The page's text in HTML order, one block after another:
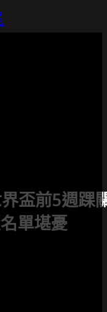
盃前5週踝
單堪憂